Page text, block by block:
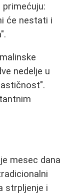
će nestati i
nedelje u
mesec dana
strpljenje i